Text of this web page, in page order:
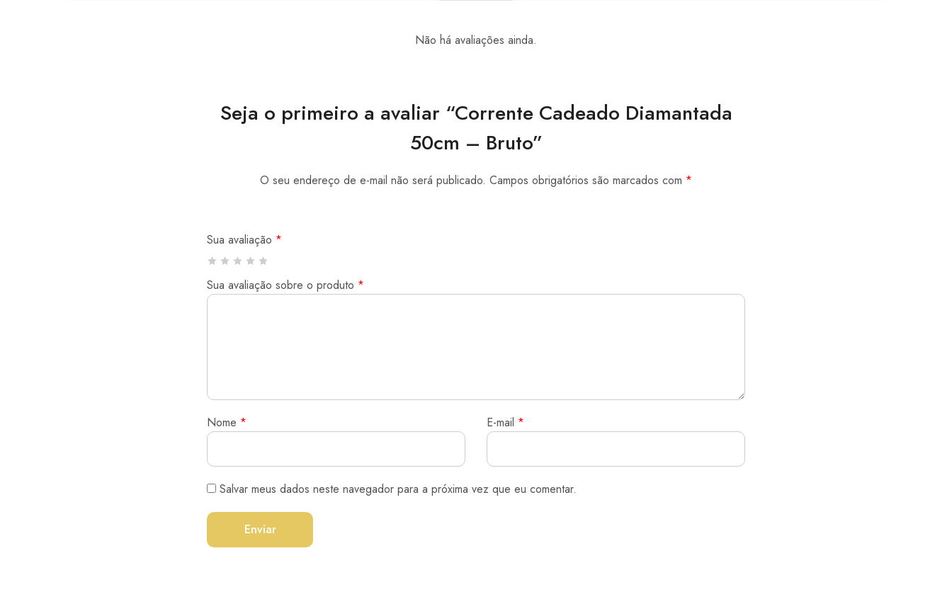
Não há avaliações ainda.
Seja o primeiro a avaliar “Corrente Cadeado Diamantada
50cm – Bruto”
O seu endereço de e-mail não será publicado. Campos obrigatórios são marcados com *
Sua avaliação *
Sua avaliação sobre o produto *
Nome * E-mail *
Salvar meus dados neste navegador para a próxima vez que eu comentar.